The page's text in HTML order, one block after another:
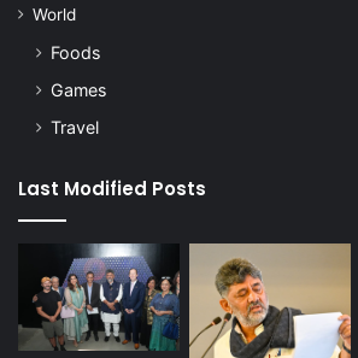
World
Foods
Games
Travel
Last Modified Posts